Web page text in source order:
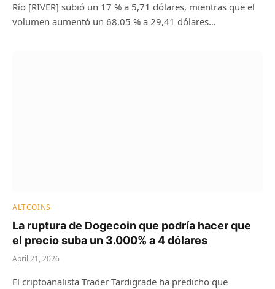
Río [RIVER] subió un 17 % a 5,71 dólares, mientras que el
volumen aumentó un 68,05 % a 29,41 dólares…
ALTCOINS
La ruptura de Dogecoin que podría hacer que
el precio suba un 3.000% a 4 dólares
April 21, 2026
El criptoanalista Trader Tardigrade ha predicho que